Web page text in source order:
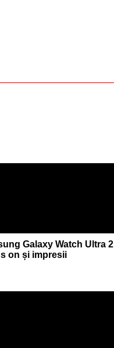
Galaxy Watch Ultra 2
on și impresii